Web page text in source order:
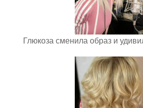
Глюкоза сменила образ и